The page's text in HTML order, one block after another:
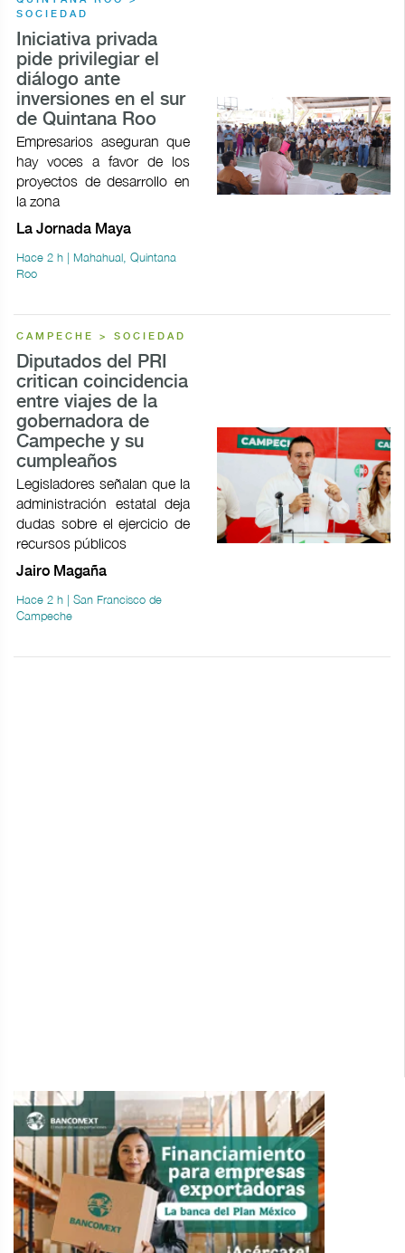
SOCIEDAD
Iniciativa privada
pide privilegiar el
diálogo ante
inversiones en el sur
de Quintana Roo
Empresarios aseguran que
hay voces a favor de los
proyectos de desarrollo en
la zona
La Jornada Maya
Hace 2 h | Mahahual, Quintana
Roo
CAMPECHE > SOCIEDAD
Diputados del PRI
critican coincidencia
entre viajes de la
gobernadora de
Campeche y su
cumpleaños
Legisladores señalan que la
administración estatal deja
dudas sobre el ejercicio de
recursos públicos
Jairo Magaña
Hace 2 h | San Francisco de
Campeche